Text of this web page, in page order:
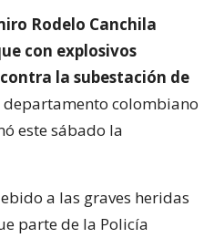
Rodelo Canchila
con explosivos
la subestación de
departamento colombiano
este sábado la
a las graves heridas
parte de la Policía